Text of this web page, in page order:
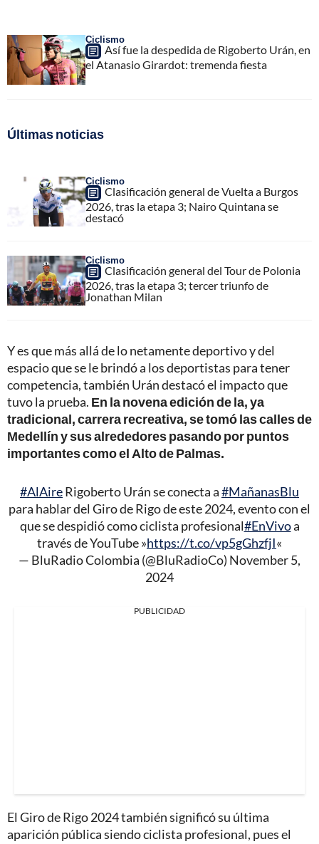
Ciclismo
Así fue la despedida de Rigoberto Urán, en
el Atanasio Girardot: tremenda fiesta
Últimas noticias
Ciclismo
Clasificación general de Vuelta a Burgos
2026, tras la etapa 3; Nairo Quintana se
destacó
Ciclismo
Clasificación general del Tour de Polonia
2026, tras la etapa 3; tercer triunfo de
Jonathan Milan
Y es que más allá de lo netamente deportivo y del
espacio que se le brindó a los deportistas para tener
competencia, también Urán destacó el impacto que
tuvo la prueba. En la novena edición de la, ya
tradicional, carrera recreativa, se tomó las calles de
Medellín y sus alrededores pasando por puntos
importantes como el Alto de Palmas.
#AlAireRigoberto Urán se conecta a#MañanasBlu
para hablar del Giro de Rigo de este 2024, evento con el
que se despidió como ciclista profesional#EnVivoa
través de YouTube »https://t.co/vp5gGhzfjI«
— BluRadio Colombia (@BluRadioCo) November 5,
2024
PUBLICIDAD
El Giro de Rigo 2024 también significó su última
aparición pública siendo ciclista profesional, pues el